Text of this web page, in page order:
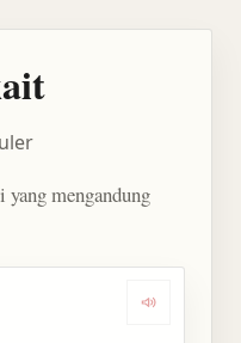
mengandung
Dengarkan